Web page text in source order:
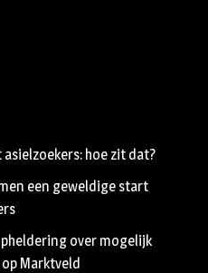
hoe zit dat?
een geweldige start
over mogelijk
Marktveld